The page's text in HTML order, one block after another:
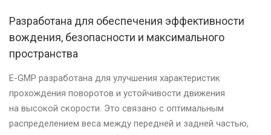
Разработана для обеспечения эффективности
вождения, безопасности и максимального
пространства
E-GMP разработана для улучшения характеристик
прохождения поворотов и устойчивости движения
на высокой скорости. Это связано с оптимальным
распределением веса между передней и задней частью,